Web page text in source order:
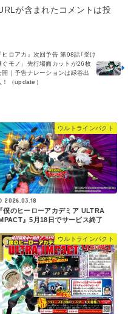
が含まれたコメントは投
ヒロアカ』次回予告 第98話｢受け
ぐモノ」先行場面カットが26枚
開｜予告ナレーションは緑谷出
！（update）
ウルトラインパクト
2026.03.18
『僕のヒーローアカデミア ULTRA
』5月18日でサービス終了
ウルトラインパクト